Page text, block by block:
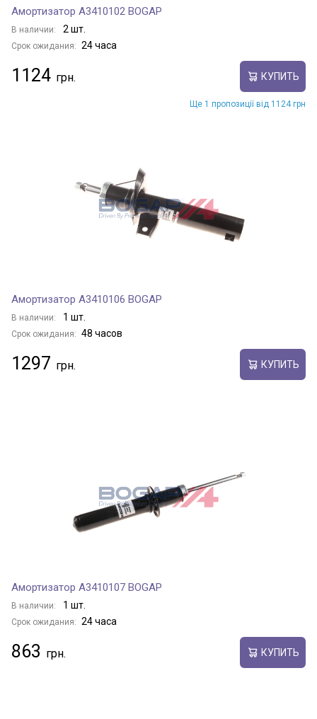
Амортизатор A3410102 BOGAP
В наличии: 2 шт.
Срок ожидания: 24 часа
1124 КУПИТЬ
Ще 1 пропозиції від 1124 грн
Амортизатор A3410106 BOGAP
В наличии: 1 шт.
Срок ожидания: 48 часов
1297 КУПИТЬ
Амортизатор A3410107 BOGAP
В наличии: 1 шт.
Срок ожидания: 24 часа
863 КУПИТЬ